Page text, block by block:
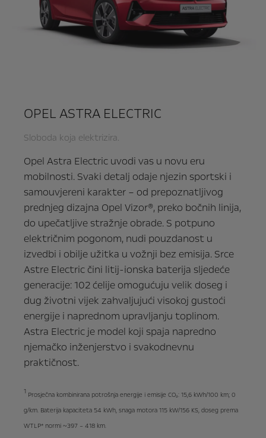
OPEL ASTRA ELECTRIC
Sloboda koja elektrizira.
Opel Astra Electric uvodi vas u novu eru
mobilnosti. Svaki detalj odaje njezin sportski i
samouvjereni karakter – od prepoznatljivog
prednjeg dizajna Opel Vizor®, preko bočnih linija,
do upečatljive stražnje obrade. S potpuno
električnim pogonom, nudi pouzdanost u
izvedbi i obilje užitka u vožnji bez emisija. Srce
Astre Electric čini litij-ionska baterija sljedeće
generacije: 102 ćelije omogućuju velik doseg i
dug životni vijek zahvaljujući visokoj gustoći
energije i naprednom upravljanju toplinom.
Astra Electric je model koji spaja napredno
njemačko inženjerstvo i svakodnevnu
praktičnost.
1 Prosječna kombinirana potrošnja energije i emisije CO₂: 15,6 kWh/100 km; 0
g/km. Baterija kapaciteta 54 kWh, snaga motora 115 kW/156 KS, doseg prema
WTLP* normi ~397 – 418 km.